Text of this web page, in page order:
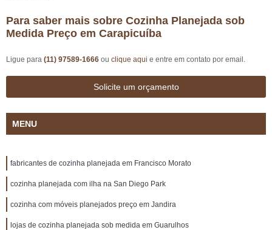
Para saber mais sobre Cozinha Planejada sob
Medida Preço em Carapicuíba
Ligue para (11) 97589-1666 ou clique aqui e entre em contato por email.
Solicite um orçamento
MENU
fabricantes de cozinha planejada em Francisco Morato
cozinha planejada com ilha na San Diego Park
cozinha com móveis planejados preço em Jandira
lojas de cozinha planejada sob medida em Guarulhos